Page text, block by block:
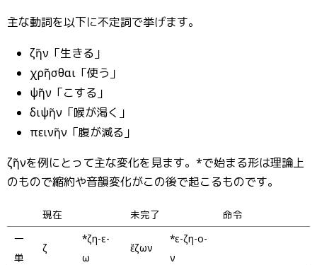
主な動詞を以下に不定詞で挙げます。
ζῆν「生きる」
χρῆσθαι「使う」
ψῆν「こする」
διψῆν「喉が渇く」
πεινῆν「腹が減る」
ζῆνを例にとって主な変化を見ます。*で始まる形は理論上
のもので縮約や音韻変化がこの後で起こるものです。
現在 未完了
命令
一
単
ζῶ
*ζη-ε-
ω
ἔζων
*ε-ζη-ο-
ν